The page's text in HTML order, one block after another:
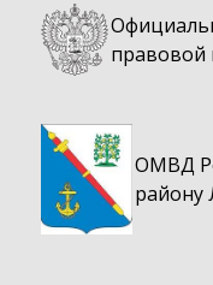
ОМВД
району